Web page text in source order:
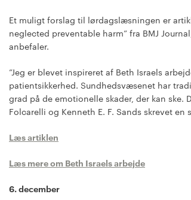
Et muligt forslag til lørdagslæsningen er
neglected preventable harm” fra BMJ
anbefaler.
”Jeg er blevet inspireret af Beth Israels
patientsikkerhed. Sundhedsvæsenet har
grad på de emotionelle skader, der kan ske.
Folcarelli og Kenneth E. F. Sands skrevet
Læs artiklen
Læs mere om Beth Israels arbejde
6. december